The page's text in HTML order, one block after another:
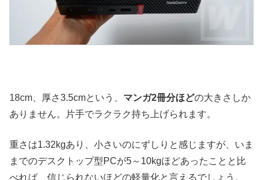
18cm、厚さ3.5cmという、 マンガ2冊分ほどの大きさしか
ありません。片手でラクラク持ち上げられます。
重さは1.32kgあり、小さいのにずしりと感じますが、いま
までのデスクトップ型PCが5～10kgほどあったことと比
べれば、信じられないほどの軽量化と言えるでしょう。